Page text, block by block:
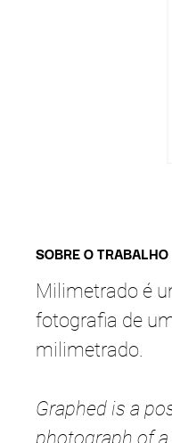
SOBRE O TRABALHO
Milimetrado é
fotografia de
milimetrado.
Graphed is a
photograph of